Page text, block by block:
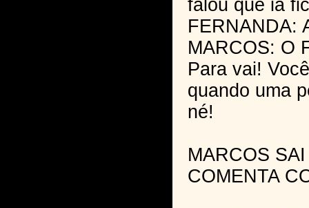
falou que ia
FERNANDA:
MARCOS: O
Para vai!
quando uma
né!
MARCOS
COMENTA